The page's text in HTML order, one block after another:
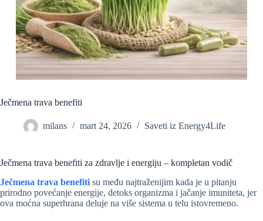
Ječmena trava benefiti
milans mart 24, 2026 Saveti iz Energy4Life
Ječmena trava benefiti za zdravlje i energiju – kompletan vodič
Ječmena trava benefiti su među najtraženijim kada je u pitanju
prirodno povećanje energije, detoks organizma i jačanje imuniteta, jer
ova moćna superhrana deluje na više sistema u telu istovremeno.